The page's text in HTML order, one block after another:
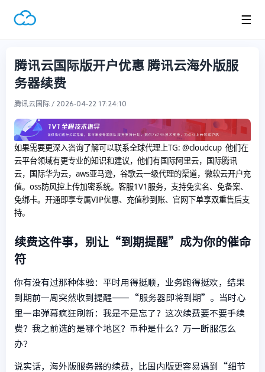
☰
腾讯云国际版开户优惠 腾讯云海外版服
务器续费
腾讯云国际 / 2026-04-22 17:24:10
如果需要更深入咨询了解可以联系全球代理上TG: @cloudcup 他们在
云平台领域有更专业的知识和建议，他们有国际阿里云，国际腾讯
云，国际华为云，aws亚马逊，谷歌云一级代理的渠道，微软云开户充
值。oss防风控上传加密系统。客服1V1服务，支持免实名、免备案、
免绑卡。开通即享专属VIP优惠、充值秒到账、官网下单享双重售后支
持。
续费这件事，别让“到期提醒”成为你的催命
符
你有没有过那种体验：平时用得挺顺，业务跑得挺欢，结果
到期前一周突然收到提醒——“服务器即将到期”。当时心
里一串弹幕疯狂刷新：我是不是忘了？这次续费要不要手续
费？我之前选的是哪个地区？币种是什么？万一断服怎么
办？
说实话，海外版服务器的续费，比国内版更容易遇到“细节